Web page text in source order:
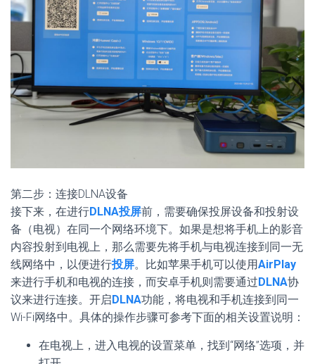
第二步：连接DLNA设备
接下来，在进行DLNA投屏前，需要确保投屏设备和投射设
备（电视）在同一个网络环境下。如果是想将手机上的影音
内容投射到电视上，那么需要先将手机与电视连接到同一无
线网络中，以便进行投屏。比如苹果手机可以使用AirPlay
来进行手机和电视的连接，而安卓手机则需要通过 DLNA协
议来进行连接。开启 DLNA功能，将电视和手机连接到同一
Wi-Fi网络中。具体的操作步骤可参考下面的相关设置说明：
在电视上，进入电视的设置菜单，找到“网络”选项，并